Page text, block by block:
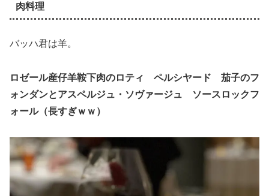
肉料理
バッハ君は羊。
ロゼール産仔羊鞍下肉のロティ ペルシヤード 茄子のフ
ォンダンとアスペルジュ・ソヴァージュ ソースロックフ
ォール（長すぎｗｗ）